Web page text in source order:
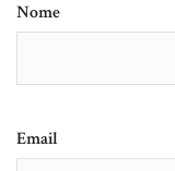
Nome
Email